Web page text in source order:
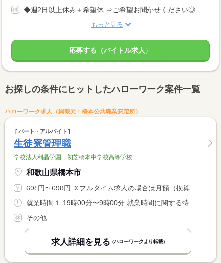
◆週2日以上休み＋希望休 ⇒ご希望お聞かせください◎
もっと見る
応募する（バイトル求人）
お探しの条件にヒットしたハローワーク案件一覧
ハローワーク求人（掲載元：橋本公共職業安定所）
パート・アルバイト
生徒寮管理職
学校法人利晶学園 初芝橋本中学校高等学校
和歌山県橋本市
698円〜698円 ※フルタイム求人の場合は月額（換算額）、パート求人の場合は時間額を表示しています。
その他
求人詳細を見る (ハローワークより転載)